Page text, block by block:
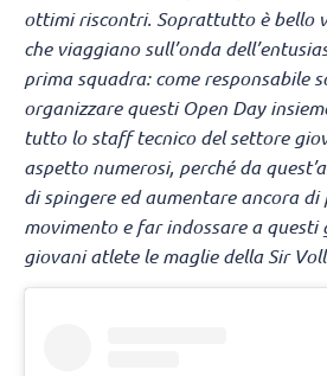
ottimi riscontri. Soprattutto è bello
che viaggiano sull’onda
prima squadra: come responsabile
organizzare questi Open Day
tutto lo staff tecnico del settore
aspetto numerosi, perché da
di spingere ed aumentare ancora di
movimento e far indossare a questi
giovani atlete le maglie della Sir